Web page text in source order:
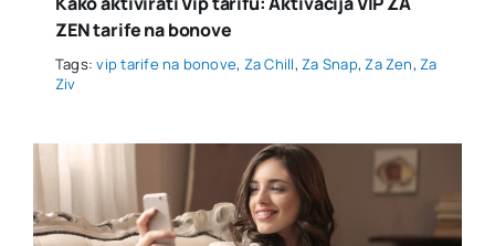
ZEN tarife na bonove
Tags:vip tarife na bonove, Za Chill,Za Snap,Za Zen,Za
Ziv